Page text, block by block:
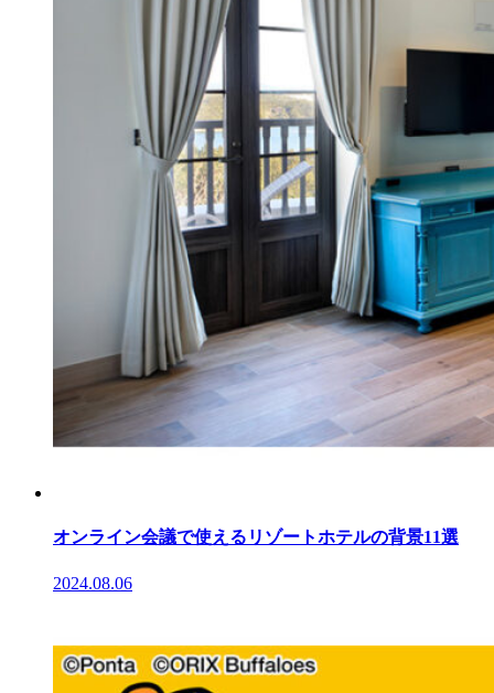
オンライン会議で使えるリゾートホテルの背景11選
2024.08.06